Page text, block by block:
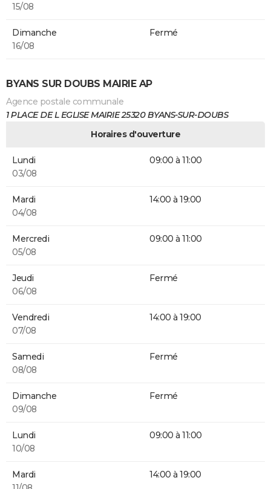
15/08
Dimanche
16/08
Fermé
BYANS SUR DOUBS MAIRIE AP
Agence postale communale
1 PLACE DE L EGLISE MAIRIE 25320 BYANS-SUR-DOUBS
Horaires d'ouverture
Lundi
03/08
09:00 à 11:00
Mardi
04/08
14:00 à 19:00
Mercredi
05/08
09:00 à 11:00
Jeudi
06/08
Fermé
Vendredi
07/08
14:00 à 19:00
Samedi
08/08
Fermé
Dimanche
09/08
Fermé
Lundi
10/08
09:00 à 11:00
Mardi
14:00 à 19:00